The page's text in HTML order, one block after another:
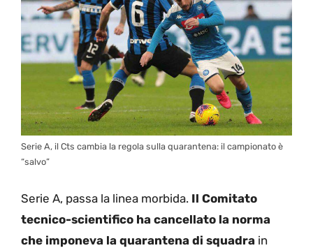
Serie A, il Cts cambia la regola sulla quarantena: il campionato è
“salvo”
Serie A, passa la linea morbida. Il Comitato
tecnico-scientifico ha cancellato la norma
che imponeva la quarantena di squadra in